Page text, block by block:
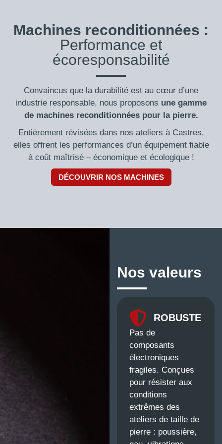
Machines reconditionnées :
Performance et
écoresponsabilité
Convaincus que la durabilité est au cœur d’une
industrie responsable, nous proposons une gamme
de machines reconditionnées pour la pierre.
Entièrement révisées dans nos ateliers à Castres,
elles offrent les performances d’un équipement fiable
à coût maîtrisé – économique et écologique !
DÉCOUVRIR NOS MACHINES
Nos valeurs
ROBUSTE
Pas de
composants
électroniques
fragiles. Conçues
pour résister aux
conditions
extrêmes des
ateliers de taille de
pierre : poussière,